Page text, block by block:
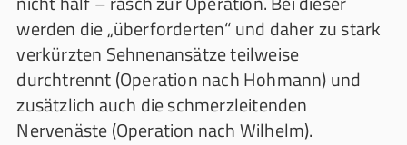
werden die „überforderten“ und daher zu stark
verkürzten Sehnenansätze teilweise
durchtrennt (Operation nach Hohmann) und
zusätzlich auch die schmerzleitenden
Nervenäste (Operation nach Wilhelm).